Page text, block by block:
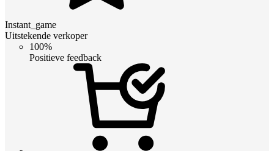
Instant_game
Uitstekende verkoper
100%
Positieve feedback